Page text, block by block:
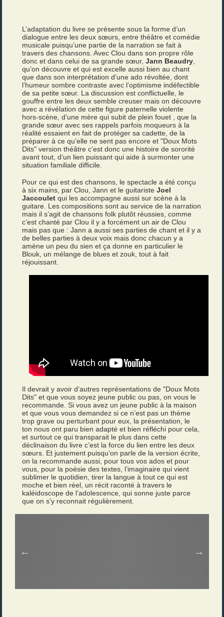
L’adaptation du livre se présente sous la forme d’un
dialogue entre les deux sœurs, entre théâtre et comédie
musicale puisqu’une partie de la narration se fait à
travers des chansons. Avec Clou dans son propre rôle
donc et dans celui de sa grande sœur,Jann Beaudry
qu’on découvre et qui est excelle aussi bien au chant
que dans son interprétation d’une ado révoltée, dont
l’humeur sombre contraste avec l’optimisme indéfectible
de sa petite sœur. La discussion est conflictuelle, le
gouffre entre les deux semble creuser mais on découvre
avec a révélation de cette figure paternelle violente
hors-scène, d’une mère qui subit de plein fouet , que la
grande sœur avec ses rappels parfois moqueurs à la
réalité essaient en fait de protéger sa cadette, de la
préparer à ce qu’elle ne sent pas encore et "Doux Mots
Dits" version théâtre c’est donc une histoire de sororité
avant tout, d’un lien puissant qui aide à surmonter une
situation familiale difficile.
Pour ce qui est des chansons, le spectacle a été conçu
à six mains, par Clou, Jann et le guitaristeJoel
Jaccoulet qui les accompagne aussi sur scène à la
guitare. Les compositions sont au service de la narration
mais il s’agit de chansons folk plutôt réussies, comme
c’est chanté par Clou il y a forcément un air de Clou
mais pas que : Jann a aussi ses parties de chant et il y a
de belles parties à deux voix mais donc chacun y a
amène un peu du sien et ça donne en particulier le
Blouk, un mélange de blues et zouk, tout à fait
réjouissant.
Il devrait y avoir d’autres représentations de "Doux Mots
Dits" et que vous soyez jeune public ou pas, on vous le
recommande. Si vous avez un jeune public à la maison
et que vous vous demandez si ce n’est pas un thème
trop grave ou perturbant pour eux, la présentation, le
ton nous ont paru bien adapté et bien réfléchi pour cela,
et surtout ce qui transparait le plus dans cette
déclinaison du livre c’est la force du lien entre les deux
sœurs. Et justement puisqu’on parle de la version écrite,
on la recommande aussi, pour tous vos ados et pour
vous, pour la poésie des textes, l’imaginaire qui vient
sublimer le quotidien, tirer la langue à tout ce qui est
moche et bien réel, un récit raconté à travers le
kaléidoscope de l’adolescence, qui sonne juste parce
que on s’y reconnait régulièrement.